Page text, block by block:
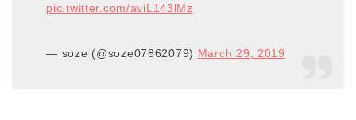
pic.twitter.com/aviL143lMz
— soze (@soze07862079) March 29, 2019